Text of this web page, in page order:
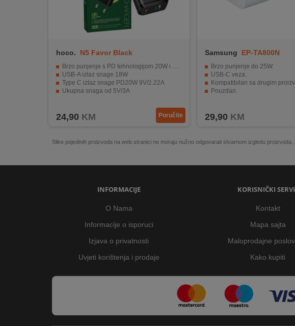
UČINKOVITOSTI
hoco. N5 Favor Black
Brzo punjenje s PD tehnologijom 20W i QC3.0 18W
USB-A izlaz snage 18W
Type C izlaz snage PD20W 9V/2.22A
Ukupna snaga od 5V/3A
24,90 KM Poručite
Samsung EP-TA800N
Brzo punjenje do 25W.
USB-C veza.
Kompatibilan sa drugim
Pouzdan.
29,90 KM
Slike pojedinih proizvoda na web stranici ne moraju nužno odgovarati stvarnom izgledu
INFORMACIJE
O Nama
Informacije o isporuci
Izjava o privatnosti
Uvjeti korištenja i prodaje
KORISNIČKI
Kontakt
Mapa sajta
Maloprodajne
Kako kupiti